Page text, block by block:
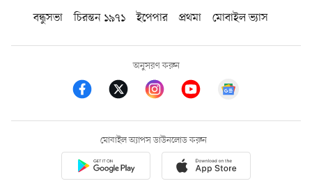
বন্ধুসভা
চিরন্তন ১৯৭১ ইপেপার প্রথমা মোবাইল ভ্যাস
অনুসরণ করুন
মোবাইল অ্যাপস ডাউনলোড করুন